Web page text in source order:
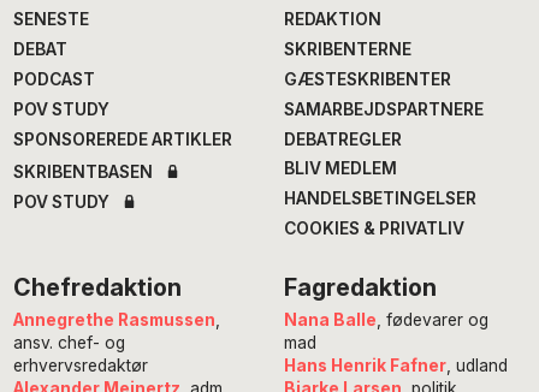
SENESTE
DEBAT
PODCAST
POV STUDY
SPONSOREREDE ARTIKLER
SKRIBENTBASEN
POV STUDY
REDAKTION
SKRIBENTERNE
GÆSTESKRIBENTER
SAMARBEJDSPARTNERE
DEBATREGLER
BLIV MEDLEM
HANDELSBETINGELSER
COOKIES & PRIVATLIV
Chefredaktion
Annegrethe Rasmussen
ansv. chef- og
erhvervsredaktør
Fagredaktion
Nana Balle , fødevarer og
mad
Hans Henrik Fafner, udland